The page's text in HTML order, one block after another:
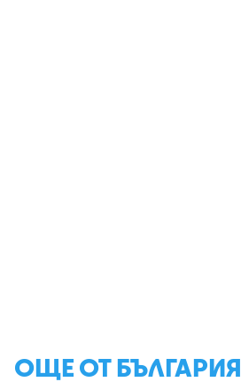
ОЩЕ ОТ БЪЛГАРИЯ